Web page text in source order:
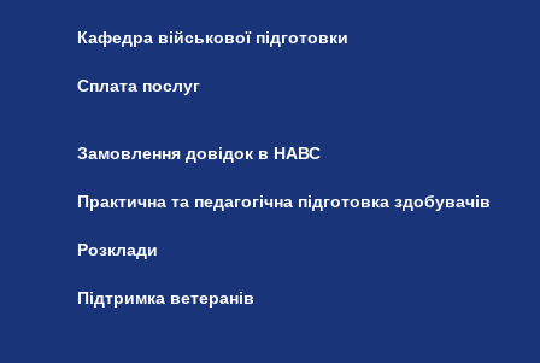
Кафедра військової підготовки
Сплата послуг
Замовлення довідок в НАВС
Практична та педагогічна підготовка здобувачів
Розклади
Підтримка ветеранів